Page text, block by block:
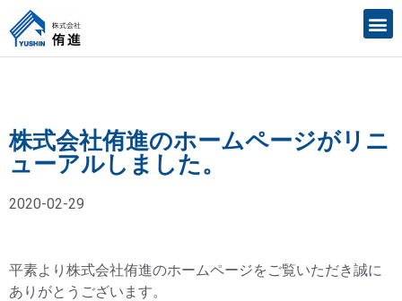
株式会社侑進のホームページがリニ
ューアルしました。
2020-02-29
平素より株式会社侑進のホームページをご覧いただき誠に
ありがとうございます。